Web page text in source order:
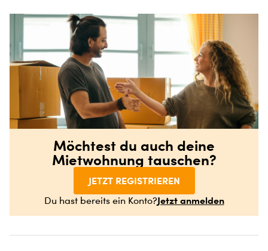
Möchtest du auch deine
Mietwohnung tauschen?
JETZT REGISTRIEREN
Du hast bereits ein Konto?Jetzt anmelden